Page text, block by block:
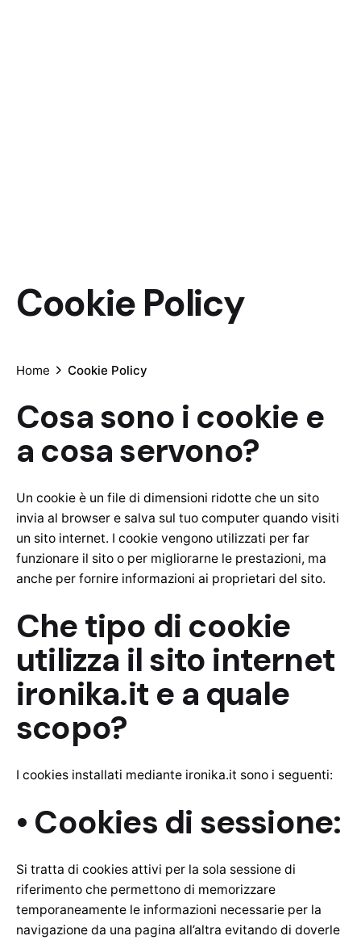
Cookie Policy
Home Cookie Policy
Cosa sono i cookie e
a cosa servono?
Un cookie è un file di dimensioni ridotte che un sito
invia al browser e salva sul tuo computer quando visiti
un sito internet. I cookie vengono utilizzati per far
funzionare il sito o per migliorarne le prestazioni, ma
anche per fornire informazioni ai proprietari del sito.
Che tipo di cookie
utilizza il sito internet
ironika.it e a quale
scopo?
I cookies installati mediante ironika.it sono i seguenti:
• Cookies di sessione:
Si tratta di cookies attivi per la sola sessione di
riferimento che permettono di memorizzare
temporaneamente le informazioni necessarie per la
navigazione da una pagina all’altra evitando di doverle